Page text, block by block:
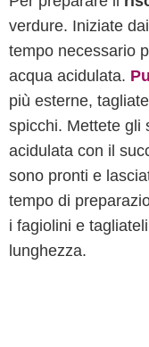
verdure. Iniziate
tempo necessario
acqua acidulata.
più esterne,
spicchi. Mettete gli
acidulata con il
sono pronti e
tempo di
i fagiolini e
lunghezza.